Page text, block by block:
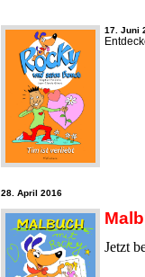
17. Juni
28. April 2016
Jetzt